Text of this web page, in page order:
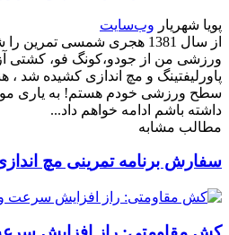
پویا شهریار وب‌سایت
از سال 1381 هجری شمسی
ورزشی من از جودو،کونگ فو، کشتی
پاورلیفتینگ و مچ اندازی کشیده شد ،
سطح ورزشی خودم هستم! به یاری
داشته باشم ادامه خواهم داد...
مطالب مشابه
سفارش برنامه تمرینی مچ